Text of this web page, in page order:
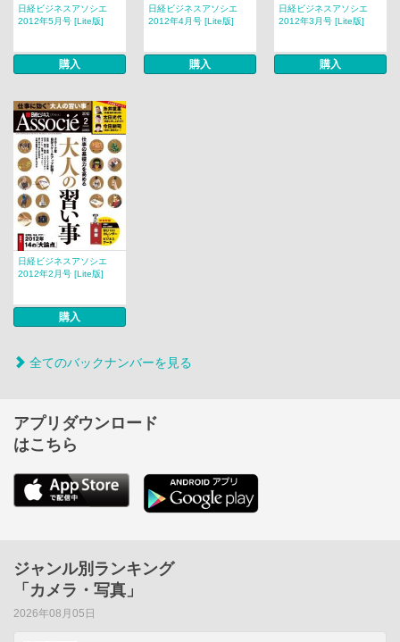
日経ビジネスアソシエ
2012年5月号 [Lite版]
購入
日経ビジネスアソシエ
2012年4月号 [Lite版]
購入
日経ビジネスアソシエ
2012年3月号 [Lite版]
購入
日経ビジネスアソシエ
2012年2月号 [Lite版]
購入
全てのバックナンバーを見る
アプリダウンロード
はこちら
ジャンル別ランキング
「カメラ・写真」
2026年08月05日